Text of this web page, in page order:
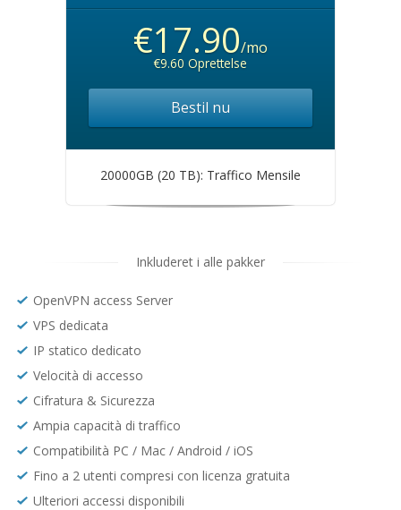
€17.90/mo
€9.60 Oprettelse
Bestil nu
20000GB (20 TB): Traffico Mensile
Inkluderet i alle pakker
OpenVPN access Server
VPS dedicata
IP statico dedicato
Velocità di accesso
Cifratura & Sicurezza
Ampia capacità di traffico
Compatibilità PC / Mac / Android / iOS
Fino a 2 utenti compresi con licenza gratuita
Ulteriori accessi disponibili